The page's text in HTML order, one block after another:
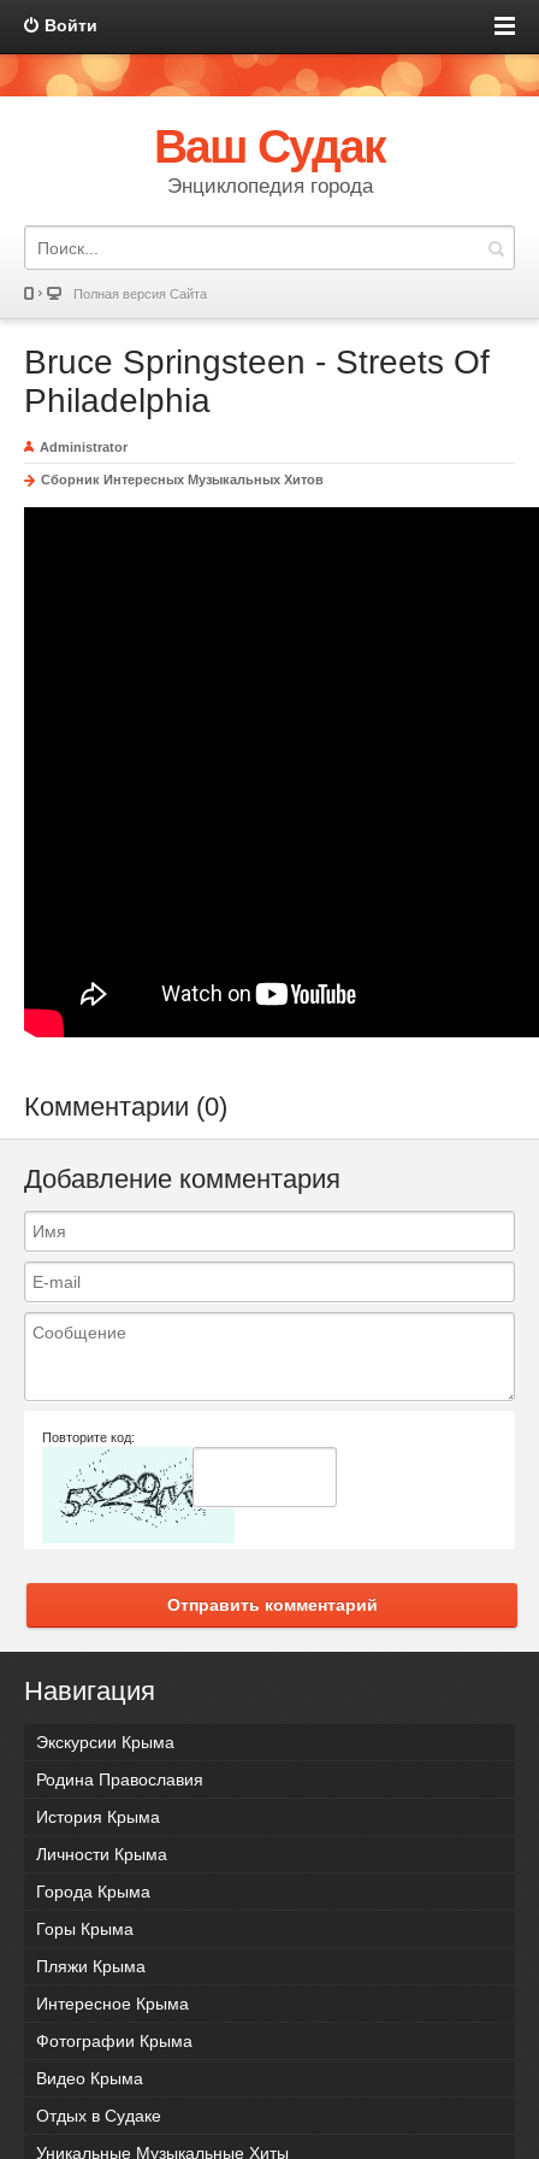
Войти
Ваш Судак
Энциклопедия города
Полная версия Сайта
Bruce Springsteen - Streets Of
Philadelphia
Administrator
Сборник Интересных Музыкальных Хитов
Комментарии (0)
Добавление комментария
Повторите код:
Отправить комментарий
Навигация
Экскурсии Крыма
Родина Православия
История Крыма
Личности Крыма
Города Крыма
Горы Крыма
Пляжи Крыма
Интересное Крыма
Фотографии Крыма
Видео Крыма
Отдых в Судаке
Уникальные Музыкальные Хиты